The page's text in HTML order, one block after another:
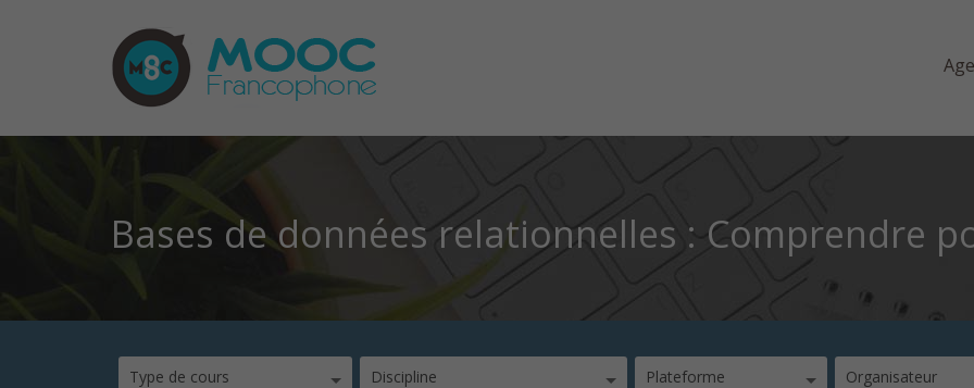
Bases de données relationnelles : Comprendre
Type de cours Discipline Plateforme Organisateur